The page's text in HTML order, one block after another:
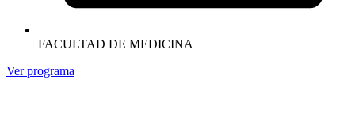
FACULTAD DE MEDICINA
Ver programa